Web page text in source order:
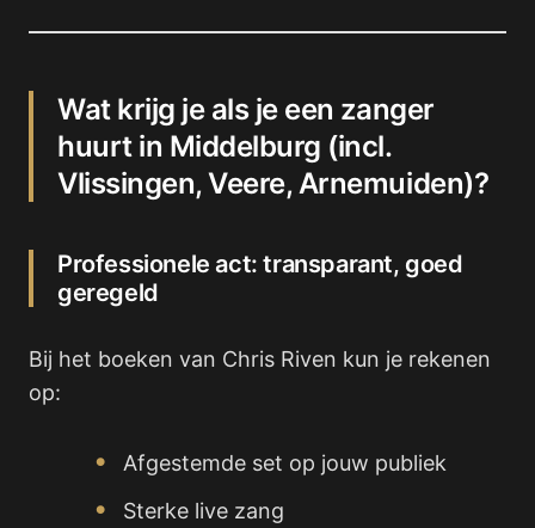
Wat krijg je als je een zanger
huurt in Middelburg (incl.
Vlissingen, Veere, Arnemuiden)?
Professionele act: transparant, goed
geregeld
Bij het boeken van Chris Riven kun je rekenen
op:
Afgestemde set op jouw publiek
Sterke live zang